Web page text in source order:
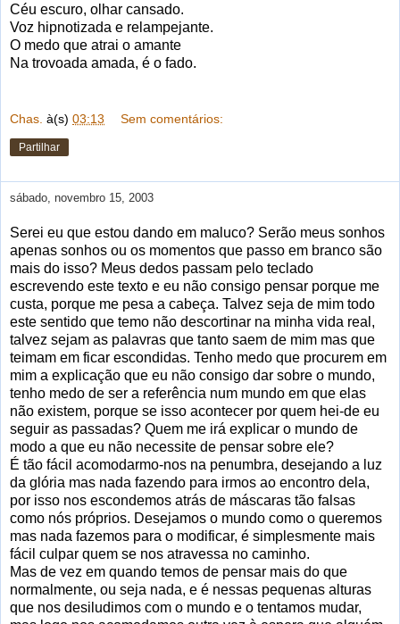
Céu escuro, olhar cansado.
Voz hipnotizada e relampejante.
O medo que atrai o amante
Na trovoada amada, é o fado.
Chas. à(s) 03:13 Sem comentários:
Partilhar
sábado, novembro 15, 2003
Serei eu que estou dando em maluco? Serão meus sonhos
apenas sonhos ou os momentos que passo em branco são
mais do isso? Meus dedos passam pelo teclado
escrevendo este texto e eu não consigo pensar porque me
custa, porque me pesa a cabeça. Talvez seja de mim todo
este sentido que temo não descortinar na minha vida real,
talvez sejam as palavras que tanto saem de mim mas que
teimam em ficar escondidas. Tenho medo que procurem em
mim a explicação que eu não consigo dar sobre o mundo,
tenho medo de ser a referência num mundo em que elas
não existem, porque se isso acontecer por quem hei-de eu
seguir as passadas? Quem me irá explicar o mundo de
modo a que eu não necessite de pensar sobre ele?
É tão fácil acomodarmo-nos na penumbra, desejando a luz
da glória mas nada fazendo para irmos ao encontro dela,
por isso nos escondemos atrás de máscaras tão falsas
como nós próprios. Desejamos o mundo como o queremos
mas nada fazemos para o modificar, é simplesmente mais
fácil culpar quem se nos atravessa no caminho.
Mas de vez em quando temos de pensar mais do que
normalmente, ou seja nada, e é nessas pequenas alturas
que nos desiludimos com o mundo e o tentamos mudar,